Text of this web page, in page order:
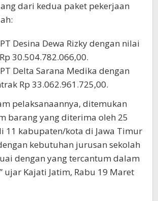
dari kedua paket pekerjaan
Desina Dewa Rizky dengan nilai
30.504.782.066,00.
Delta Sarana Medika dengan
Rp 33.062.961.725,00.
pelaksanaannya, ditemukan
barang yang diterima oleh 25
11 kabupaten/kota di Jawa Timur
kebutuhan jurusan sekolah
dengan yang tercantum dalam
ujar Kajati Jatim, Rabu 19 Maret